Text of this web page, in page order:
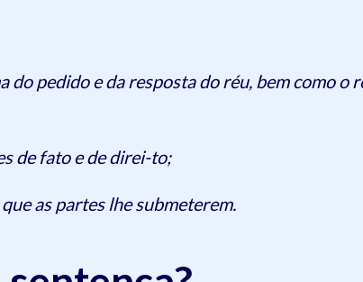
do pedido e da resposta do réu, bem como
de fato e de direi-to;
as partes lhe submeterem.